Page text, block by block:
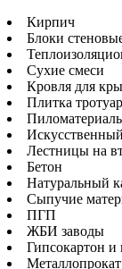
Кирпич
Блоки
Сухие смеси
Кровля для
Плитка
Лестницы на
Бетон
Натуральный
Сыпучие
ПГП
ЖБИ заводы
Гипсокартон и